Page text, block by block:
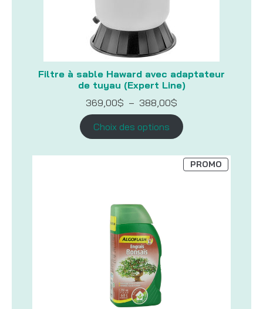
Filtre à sable Haward avec adaptateur
de tuyau (Expert Line)
369,00$ – 388,00$
prix :
369,00$
à
Choix des options
PROMOPRODUIT
EN